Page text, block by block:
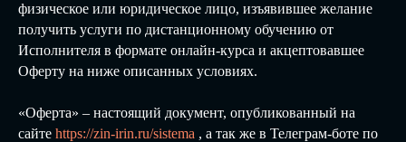
физическое или юридическое лицо, изъявившее желание
получить услуги по дистанционному обучению от
Исполнителя в формате онлайн-курса и акцептовавшее
Оферту на ниже описанных условиях.
«Оферта» – настоящий документ, опубликованный на
сайте https://zin-irin.ru/sistema , а так же в Телеграм-боте по